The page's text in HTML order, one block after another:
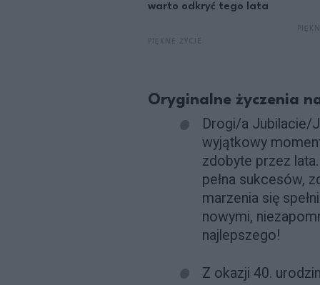
warto odkryć tego lata
Oryginalne życzenia
Drogi/a Jubilacie/
wyjątkowy
zdobyte przez
pełna sukcesów,
marzenia się
nowymi,
najlepszego!
Z okazji 40.